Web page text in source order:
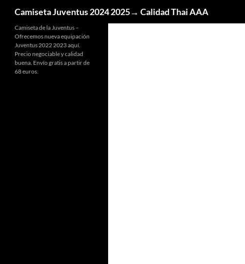
Camiseta Juventus 2024 2025→ Calidad Thai AAA
Camiseta de la Juventus –
Ofrecemos nueva equipación
Juventus 2022 2023 aquí.
Precio negociable y calidad
buena. Envío gratis a partir de
68 euros.